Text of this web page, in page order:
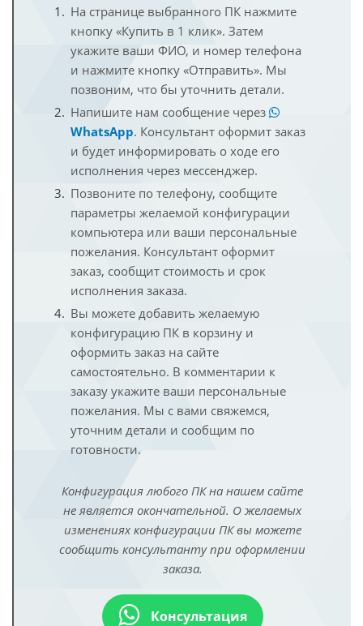
На странице выбранного ПК нажмите
кнопку «Купить в 1 клик». Затем
укажите ваши ФИО, и номер телефона
и нажмите кнопку «Отправить». Мы
позвоним, что бы уточнить детали.
Напишите нам сообщение через
WhatsApp. Консультант оформит заказ
и будет информировать о ходе его
исполнения через мессенджер.
Позвоните по телефону, сообщите
параметры желаемой конфигурации
компьютера или ваши персональные
пожелания. Консультант оформит
заказ, сообщит стоимость и срок
исполнения заказа.
Вы можете добавить желаемую
конфигурацию ПК в корзину и
оформить заказ на сайте
самостоятельно. В комментарии к
заказу укажите ваши персональные
пожелания. Мы с вами свяжемся,
уточним детали и сообщим по
готовности.
Конфигурация любого ПК на нашем сайте
не является окончательной. О желаемых
изменениях конфигурации ПК вы можете
сообщить консультанту при оформлении
заказа.
Консультация